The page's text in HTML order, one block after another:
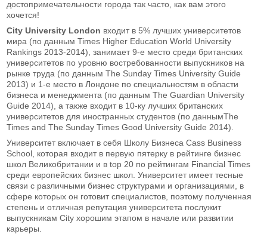
достопримечательности города так часто, как вам этого
хочется!
City University London входит в 5% лучших университетов
мира (по данным Times Higher Education World University
Rankings 2013-2014), занимает 9-е место среди британских
университетов по уровню востребованности выпускников на
рынке труда (по данным The Sunday Times University Guide
2013) и 1-е место в Лондоне по специальностям в области
бизнеса и менеджмента (по данным The Guardian University
Guide 2014), а также входит в 10-ку лучших британских
университетов для иностранных студентов (по даннымThe
Times and The Sunday Times Good University Guide 2014).
Университет включает в себя Школу Бизнеса Cass Business
School, которая входит в первую пятерку в рейтинге бизнес
школ Великобритании и в top 20 по рейтингам Financial Times
среди европейских бизнес школ. Университет имеет тесные
связи с различными бизнес структурами и организациями, в
сфере которых он готовит специалистов, поэтому полученная
степень и отличная репутация университета послужит
выпускникам City хорошим этапом в начале или развитии
карьеры.